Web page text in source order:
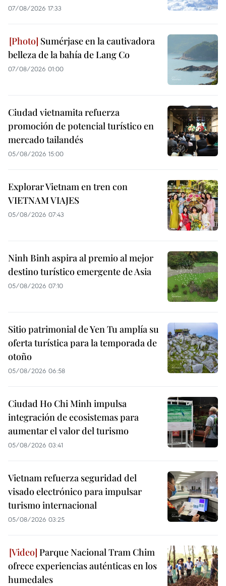
07/08/2026 17:33
Sumérjase en la cautivadora
belleza de la bahía de Lang Co
07/08/2026 01:00
Ciudad vietnamita refuerza
promoción de potencial turístico en
mercado tailandés
05/08/2026 15:00
Explorar Vietnam en tren con
VIETNAM VIAJES
05/08/2026 07:43
Ninh Binh aspira al premio al mejor
destino turístico emergente de Asia
05/08/2026 07:10
Sitio patrimonial de Yen Tu amplía su
oferta turística para la temporada de
otoño
05/08/2026 06:58
Ciudad Ho Chi Minh impulsa
integración de ecosistemas para
aumentar el valor del turismo
05/08/2026 03:41
Vietnam refuerza seguridad del
visado electrónico para impulsar
turismo internacional
05/08/2026 03:25
Parque Nacional Tram Chim
ofrece experiencias auténticas en los
humedales